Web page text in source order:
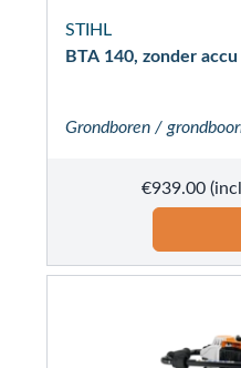
STIHL
BTA 140, zonder
Grondboren /
€939.00